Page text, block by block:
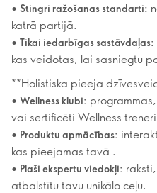
• Stingri ražošanas standarti:
katrā partijā.
• Tikai iedarbīgas sastāvdaļas:
kas veidotas, lai sasniegtu
**Holistiska pieeja
• Wellness klubi:
vai sertificēti Wellness
• Produktu apmācības:
kas pieejamas tavā .
• Plaši ekspertu viedokļi:
atbalstītu tavu unikālo ceļu.